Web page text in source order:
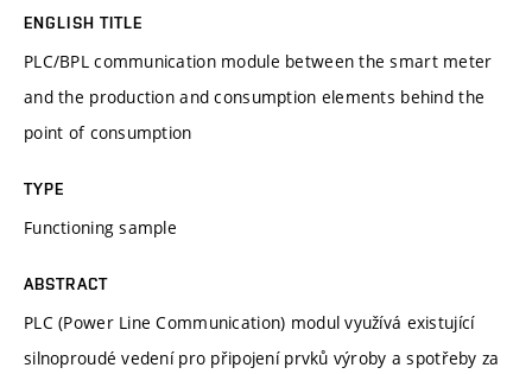
ENGLISH TITLE
PLC/BPL communication module between the smart meter
and the production and consumption elements behind the
point of consumption
TYPE
Functioning sample
ABSTRACT
PLC (Power Line Communication) modul využívá existující
silnoproudé vedení pro připojení prvků výroby a spotřeby za